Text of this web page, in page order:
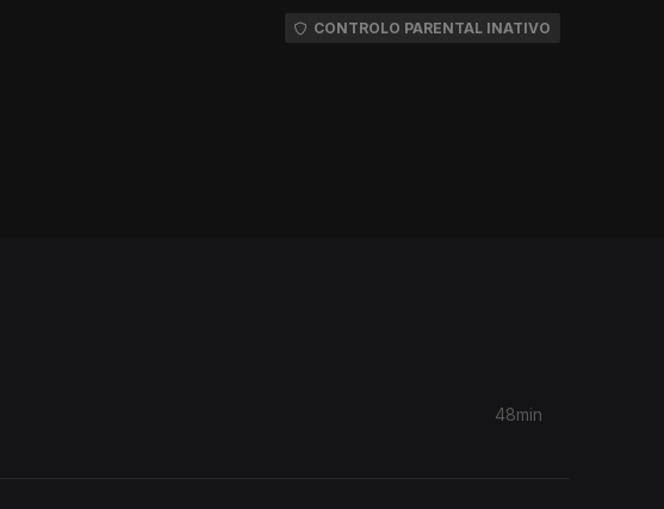
CONTROLO PARENTAL INATIVO
48min